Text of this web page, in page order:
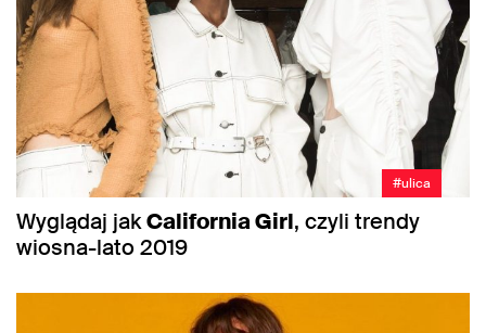
#ulica
Wyglądaj jakCalifornia Girl, czyli trendy
wiosna-lato 2019